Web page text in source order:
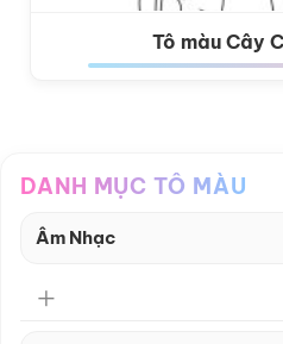
Tô màu Cây
DANH MỤC TÔ MÀU
Âm Nhạc